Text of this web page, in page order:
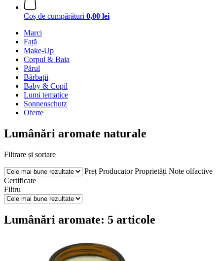
Coș de cumpărături 0,00 lei
Marci
Față
Make-Up
Corpul & Baia
Părul
Bărbații
Baby & Copil
Lumi tematice
Sonnenschutz
Oferte
Lumânări aromate naturale
Filtrare și sortare
Preț Producator Proprietăți Note olfactive
Certificate
Filtru
Lumânări aromate: 5 articole